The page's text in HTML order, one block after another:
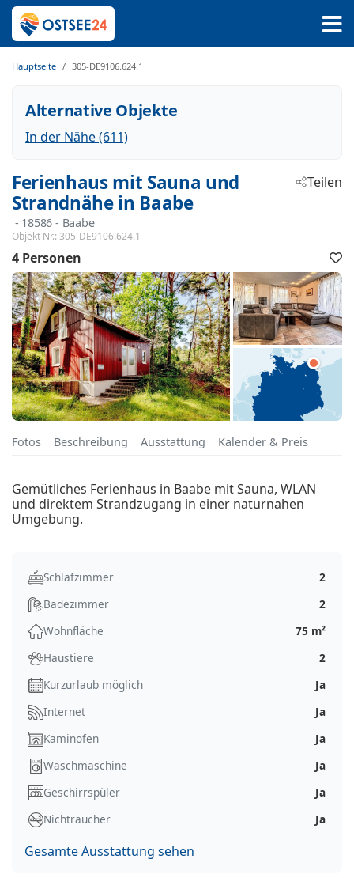
Hauptseite 305-DE9106.624.1
Alternative Objekte
In der Nähe (611)
Ferienhaus mit Sauna und
Strandnähe in Baabe
- 18586 - Baabe
Objekt Nr.: 305-DE9106.624.1
Teilen
4 Personen
Fotos Beschreibung Ausstattung Kalender & Preis
Gemütliches Ferienhaus in Baabe mit Sauna, WLAN
und direktem Strandzugang in einer naturnahen
Umgebung.
Schlafzimmer
2
Badezimmer
2
Wohnfläche
75 m²
Haustiere
2
Kurzurlaub möglich
Ja
Internet
Ja
Kaminofen
Ja
Waschmaschine
Ja
Geschirrspüler
Ja
Nichtraucher
Ja
Gesamte Ausstattung sehen